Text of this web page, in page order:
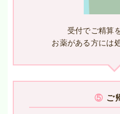
受付でご精算
お薬がある方には
⑤ ご